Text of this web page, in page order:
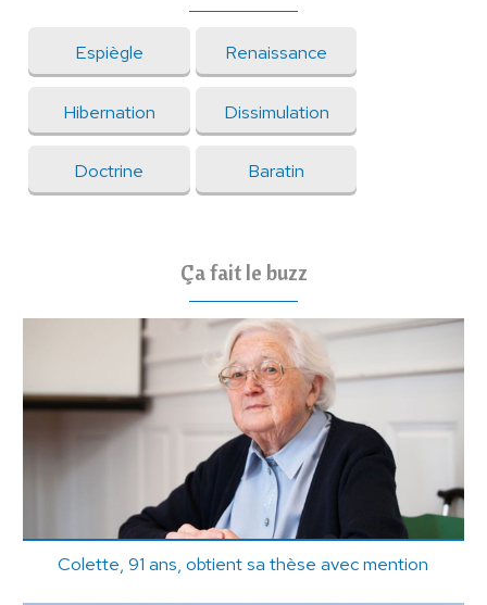
Espiègle Renaissance
Hibernation Dissimulation
Doctrine Baratin
Ça fait le buzz
Colette, 91 ans, obtient sa thèse avec mention